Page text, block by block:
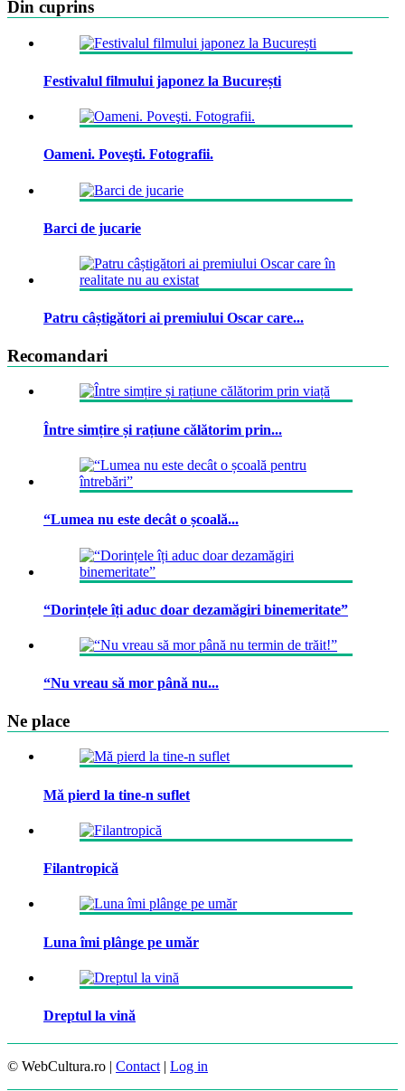
Din cuprins
Festivalul filmului japonez la București
Oameni. Poveşti. Fotografii.
Barci de jucarie
Patru câștigători ai premiului Oscar care...
Recomandari
Între simțire și rațiune călătorim prin...
“Lumea nu este decât o școală...
“Dorințele îți aduc doar dezamăgiri binemeritate”
“Nu vreau să mor până nu...
Ne place
Mă pierd la tine-n suflet
Filantropică
Luna îmi plânge pe umăr
Dreptul la vină
© WebCultura.ro | Contact| Log in